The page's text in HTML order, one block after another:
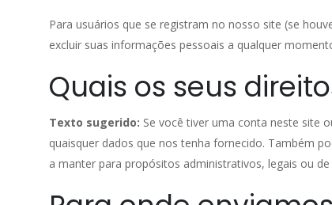
Para usuários que se registram no nosso site (se
excluir suas informações pessoais a qualquer
Quais os seus
Texto sugerido: Se você tiver uma conta neste site
quaisquer dados que nos tenha fornecido. Também
a manter para propósitos administrativos, legais ou de